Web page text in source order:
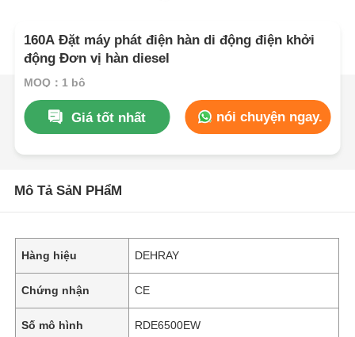
160A Đặt máy phát điện hàn di động điện khởi
động Đơn vị hàn diesel
MOQ：1 bộ
Giá tốt nhất nói chuyện ngay.
Mô Tả SảN PHẩM
Hàng hiệu DEHRAY
Chứng nhận CE
Số mô hình RDE6500EW